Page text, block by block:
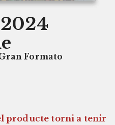
Formato
producte torni a tenir